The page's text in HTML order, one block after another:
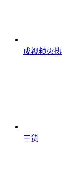
成视频火热
干货